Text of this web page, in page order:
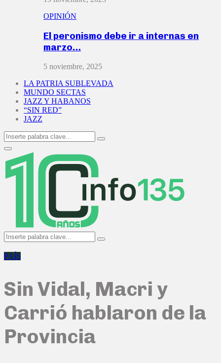
OPINIÓN
El peronismo debe ir a internas en
marzo…
5 noviembre, 2025
LA PATRIA SUBLEVADA
MUNDO SECTAS
JAZZ Y HABANOS
“SIN RED”
JAZZ
Search
for:
Search
Primary
Menu
Search
for:
Search
PAÍS
Sin Vidal, Macri y
Carrió hablaron de la
Provincia